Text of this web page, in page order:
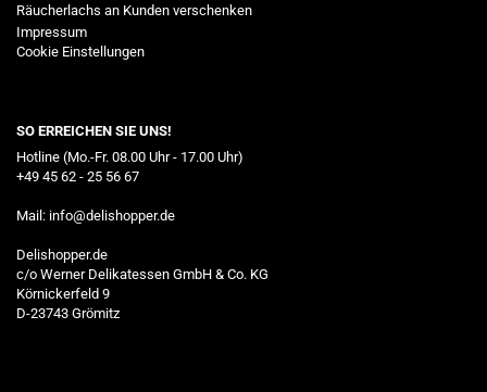
Räucherlachs an Kunden verschenken
Impressum
Cookie Einstellungen
SO ERREICHEN SIE UNS!
Hotline (Mo.-Fr. 08.00 Uhr - 17.00 Uhr)
+49 45 62 - 25 56 67
Mail: info@delishopper.de
Delishopper.de
c/o Werner Delikatessen GmbH & Co. KG
Körnickerfeld 9
D-23743 Grömitz